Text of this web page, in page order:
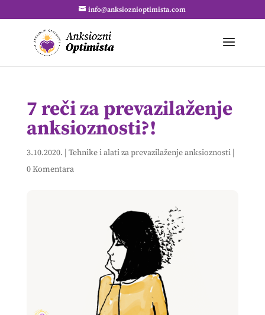
info@anksioznioptimista.com
7 reči za prevazilaženje
anksioznosti?!
3.10.2020. | Tehnike i alati za prevazilaženje anksioznosti|
0 Komentara